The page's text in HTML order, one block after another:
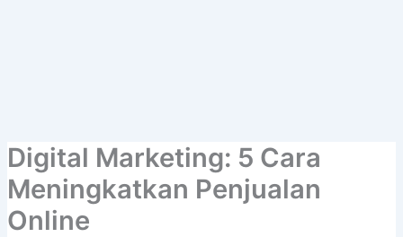
Digital Marketing: 5 Cara
Meningkatkan Penjualan
Online